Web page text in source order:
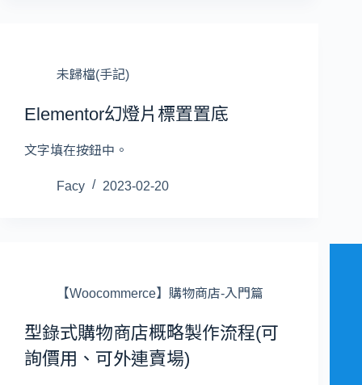
未歸檔(手記)
Elementor幻燈片標置置底
文字填在按鈕中。
Facy 2023-02-20
【Woocommerce】購物商店-入門篇
型錄式購物商店概略製作流程(可
詢價用、可外連賣場)